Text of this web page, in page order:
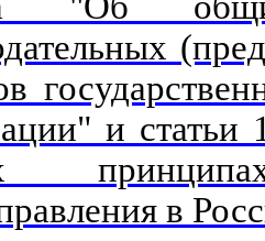
и статьи
в